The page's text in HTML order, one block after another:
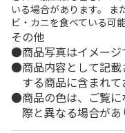
いる場合があります。 ま
ビ・カニを食べている可
その他
商品写真はイメージ
商品内容として記
する商品に含まれて
商品の色は、ご覧
際と異なる場合があ